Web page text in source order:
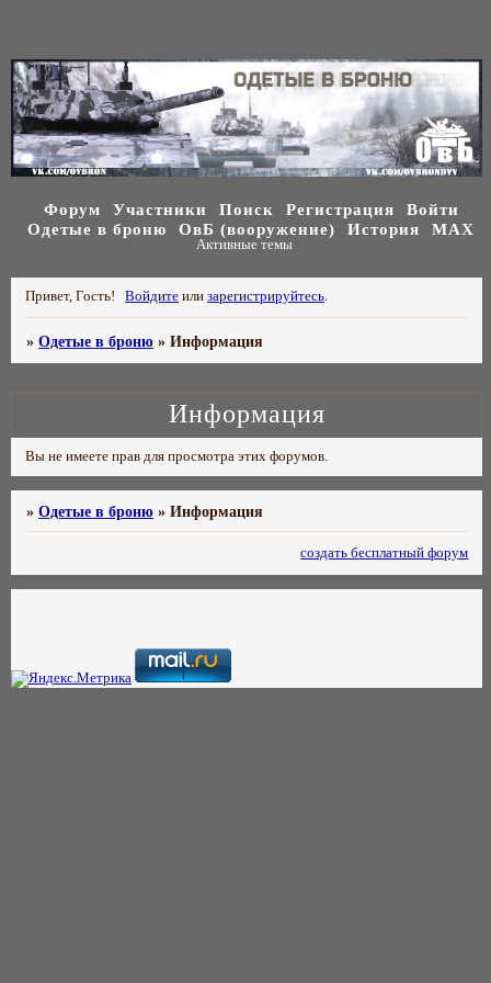
Форум Участники Поиск Регистрация
Войти
Одетые в броню
ОвБ (вооружение) История МАХ
Активные темы
Привет, Гость! Войдите илизарегистрируйтесь.
»Одетые в броню »Информация
Информация
Вы не имеете прав для просмотра этих форумов.
»Одетые в броню »Информация
создать бесплатный форум